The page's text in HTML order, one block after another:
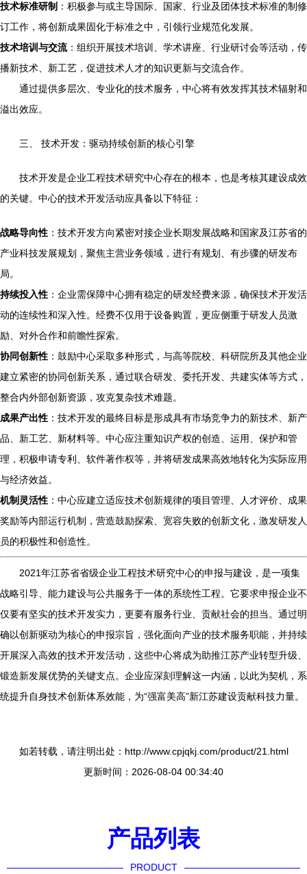
技术标准研制 ：积极参与或主导国际、国家、行业及团体技术标准的制修
订工作，将创新成果固化于标准之中，引领行业规范化发展。
技术培训与交流：组织开展技术培训、学术讲座、行业研讨会等活动，传
播新技术、新工艺，促进技术人才的知识更新与交流合作。
通过提供多层次、专业化的技术服务，中心将有效发挥其技术辐射和
溢出效应。
三、 技术开发：驱动持续创新的核心引擎
技术开发是企业工程技术研究中心存在的根本，也是考核其建设成效
的关键。中心的技术开发活动应具备以下特征：
战略导向性 ：技术开发方向紧密对接企业长期发展战略和国家及江苏省的
产业科技发展规划，聚焦主营业务领域，进行有规划、有步骤的研发布
局。
持续投入性 ：企业需保障中心拥有稳定的研发经费来源，确保技术开发活
动的连续性和深入性。经费不仅用于设备购置，更应侧重于研发人员激
励、对外合作和前瞻性探索。
协同创新性 ：鼓励中心采取多种形式，与高等院校、科研院所及其他企业
建立紧密的协同创新关系，通过联合研发、委托开发、共建实体等方式，
整合内外部创新资源，攻克复杂技术难题。
成果产出性 ：技术开发的最终目标是形成具有市场竞争力的新技术、新产
品、新工艺、新材料等。中心应注重知识产权的创造、运用、保护和管
理，积极申请专利、软件著作权等，并将研发成果高效地转化为实际应用
与经济效益。
机制灵活性 ：中心应建立适应技术创新规律的项目管理、人才评价、成果
奖励等内部运行机制，营造鼓励探索、宽容失败的创新文化，激发研发人
员的积极性和创造性。
2021年江苏省省级企业工程技术研究中心的申报与建设，是一项集
战略引导、能力建设与公共服务于一体的系统性工程。它要求申报企业不
仅要有坚实的技术开发实力，更要有服务行业、贡献社会的担当。通过明
确以创新驱动为核心的申报宗旨，强化面向产业的技术服务职能，并持续
开展深入高效的技术开发活动，这些中心将成为助推江苏产业转型升级、
锻造新发展优势的关键支点。企业应深刻理解这一内涵，以此为契机，系
统提升自身技术创新体系效能，为“强富美高”新江苏建设贡献科技力量。
如若转载，请注明出处：http://www.cpjqkj.com/product/21.html
更新时间：2026-08-04 00:34:40
产品列表
PRODUCT